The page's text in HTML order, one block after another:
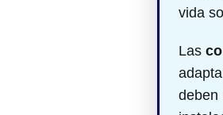
vida
Las
deben